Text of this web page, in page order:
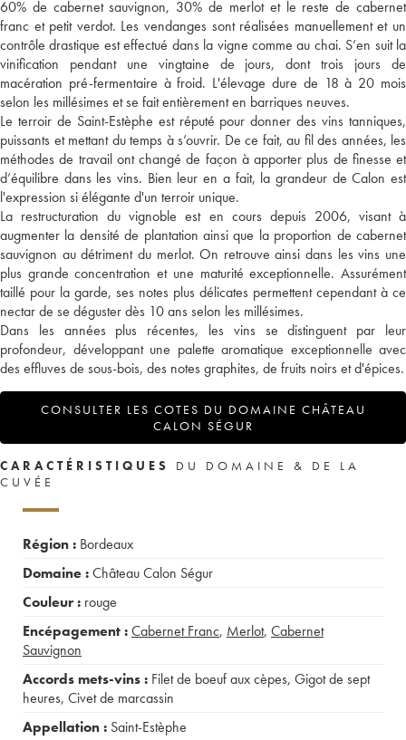
60% de cabernet sauvignon, 30% de merlot et le reste de cabernet
franc et petit verdot. Les vendanges sont réalisées manuellement et un
contrôle drastique est effectué dans la vigne comme au chai. S’en suit la
vinification pendant une vingtaine de jours, dont trois jours de
macération pré-fermentaire à froid. L'élevage dure de 18 à 20 mois
selon les millésimes et se fait entièrement en barriques neuves.
Le terroir de Saint-Estèphe est réputé pour donner des vins tanniques,
puissants et mettant du temps à s’ouvrir. De ce fait, au fil des années, les
méthodes de travail ont changé de façon à apporter plus de finesse et
d’équilibre dans les vins. Bien leur en a fait, la grandeur de Calon est
l'expression si élégante d'un terroir unique.
La restructuration du vignoble est en cours depuis 2006, visant à
augmenter la densité de plantation ainsi que la proportion de cabernet
sauvignon au détriment du merlot. On retrouve ainsi dans les vins une
plus grande concentration et une maturité exceptionnelle. Assurément
taillé pour la garde, ses notes plus délicates permettent cependant à ce
nectar de se déguster dès 10 ans selon les millésimes.
Dans les années plus récentes, les vins se distinguent par leur
profondeur, développant une palette aromatique exceptionnelle avec
des effluves de sous-bois, des notes graphites, de fruits noirs et d'épices.
CONSULTER LES COTES DU DOMAINE CHÂTEAU
CALON SÉGUR
CARACTÉRISTIQUES
DU DOMAINE & DE LA
CUVÉE
Région : Bordeaux
Domaine :Château Calon Ségur
Couleur : rouge
Encépagement :Cabernet Franc, Merlot, Cabernet
Sauvignon
Accords mets-vins : Filet de boeuf aux cèpes, Gigot de sept
heures, Civet de marcassin
Appellation : Saint-Estèphe